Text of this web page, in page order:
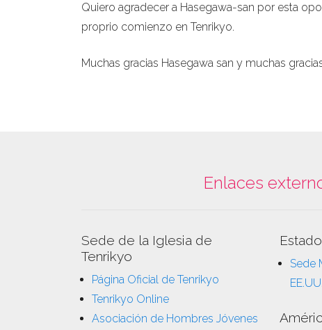
Quiero agradecer a Hasegawa-san por esta
proprio comienzo en Tenrikyo.
Muchas gracias Hasegawa san y muchas
Enlaces
Sede de la Iglesia de
Tenrikyo
Página Oficial de Tenrikyo
Tenrikyo Online
Asociación de Hombres Jóvenes
Sede
EE.UU.